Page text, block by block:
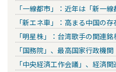
「一線都市」：近年は「新一
「新エネ車」：高まる中国の
「明星株」：台湾歌手の関連
「国務院」、最高国家行政機関
「中央経済工作会議」、経済